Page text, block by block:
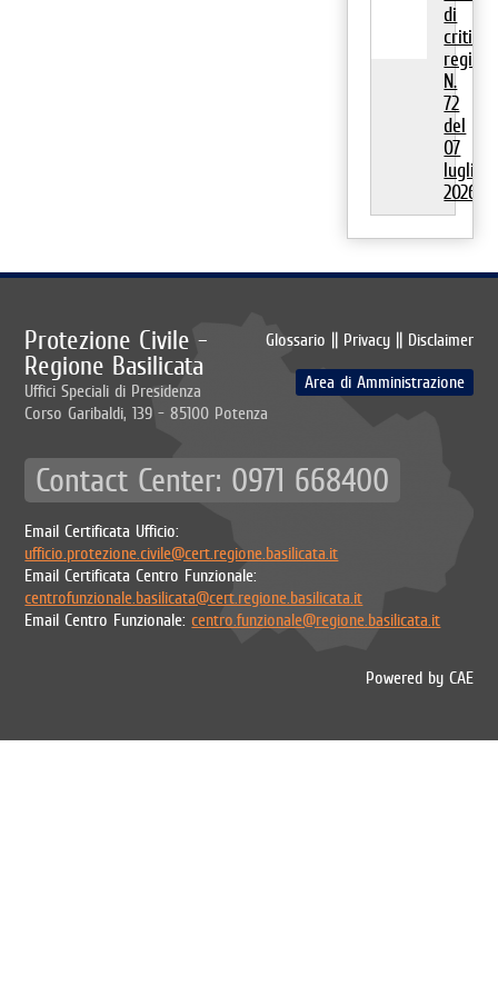
di
N.
72
del
07
luglio
2026
Glossario || Privacy|| Disclaimer
Area di Amministrazione
Protezione Civile -
Regione Basilicata
Uffici Speciali di Presidenza
Corso Garibaldi, 139 - 85100 Potenza
Contact Center: 0971 668400
Email Certificata Ufficio:
ufficio.protezione.civile@cert.regione.basilicata.it
Email Certificata Centro Funzionale:
centrofunzionale.basilicata@cert.regione.basilicata.it
Email Centro Funzionale:centro.funzionale@regione.basilicata.it
Powered by CAE